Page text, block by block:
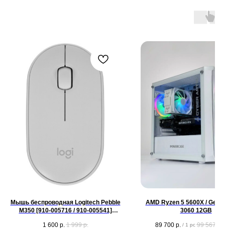
Мышь беспроводная Logitech Pebble
M350 [910-005716 / 910-005541]
Bluetooth, USB Type-A, кнопки - 3]
1 600 р. 1 999 р.
AMD Ryzen 5 5600X /
3060 12GB
89 700 р. / 1 pc 99 567